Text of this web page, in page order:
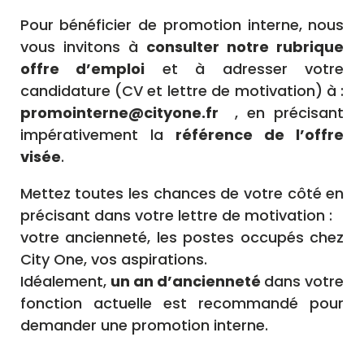
Pour bénéficier de promotion interne, nous
vous invitons à consulter notre rubrique
offre d’emploi et à adresser votre
candidature (CV et lettre de motivation) à :
promointerne@cityone.fr
, en précisant
impérativement la référence de l’offre
visée.
Mettez toutes les chances de votre côté en
précisant dans votre lettre de motivation :
votre ancienneté, les postes occupés chez
City One, vos aspirations.
Idéalement, un an d’ancienneté dans votre
fonction actuelle est recommandé pour
demander une promotion interne.